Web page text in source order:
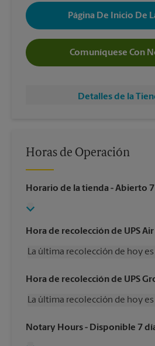
Página De Inicio De
Comuníquese Con
Detalles de la
Horas de Operación
Horario de la tienda - Abierto
Hora de recolección de UPS Air
La última recolección de hoy es
Miércoles
4:30 PM
Viernes
4:30 PM
Domingo
Sin Recolección
Hora de recolección de UPS
La última recolección de hoy es
Miércoles
4:30 PM
Notary Hours- Disponible 7